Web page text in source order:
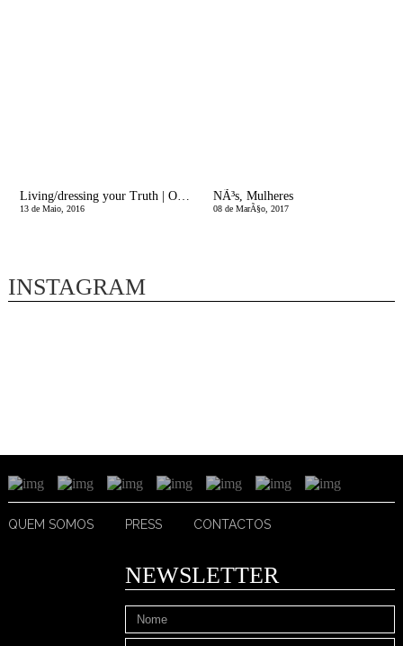
Living/dressing your Truth | O meu Ã© o Tipo 3, qual Ã© o seu?
13 de Maio, 2016
NÃ³s, Mulheres
08 de MarÃ§o, 2017
INSTAGRAM
QUEM SOMOS PRESS CONTACTOS
NEWSLETTER